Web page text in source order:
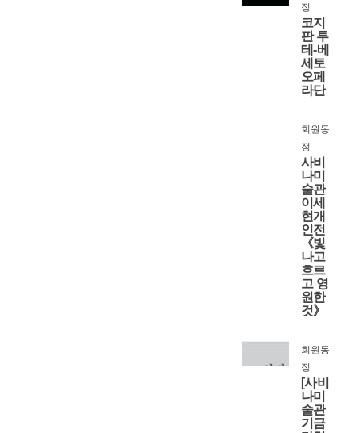
정
코지
판 투
테-베
세토
오페
라단
회원동
정
사비
나미
술관
이세
현개
인전
《빛
나고
흐르
고 영
원한
것》
회원동
정
[사비
나미
술관
기금